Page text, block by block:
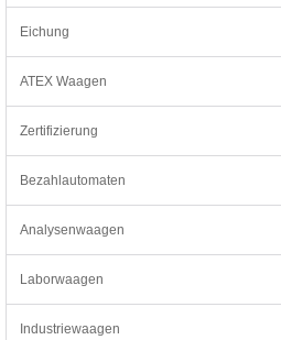
Eichung
ATEX Waagen
Zertifizierung
Bezahlautomaten
Analysenwaagen
Laborwaagen
Industriewaagen